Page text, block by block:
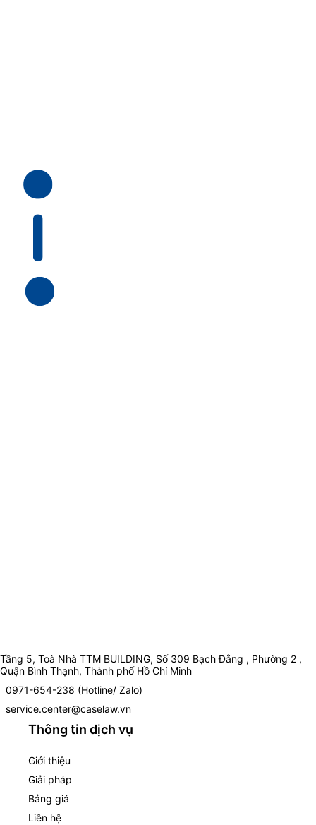
Tầng 5, Toà Nhà TTM BUILDING, Số 309 Bạch Đằng , Phường 2 ,
Quận Bình Thạnh, Thành phố Hồ Chí Minh
0971-654-238 (Hotline/ Zalo)
service.center@caselaw.vn
Thông tin dịch vụ
Giới thiệu
Giải pháp
Bảng giá
Liên hệ